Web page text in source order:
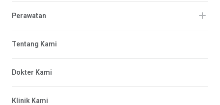
Perawatan
Tentang Kami
Dokter Kami
Klinik Kami